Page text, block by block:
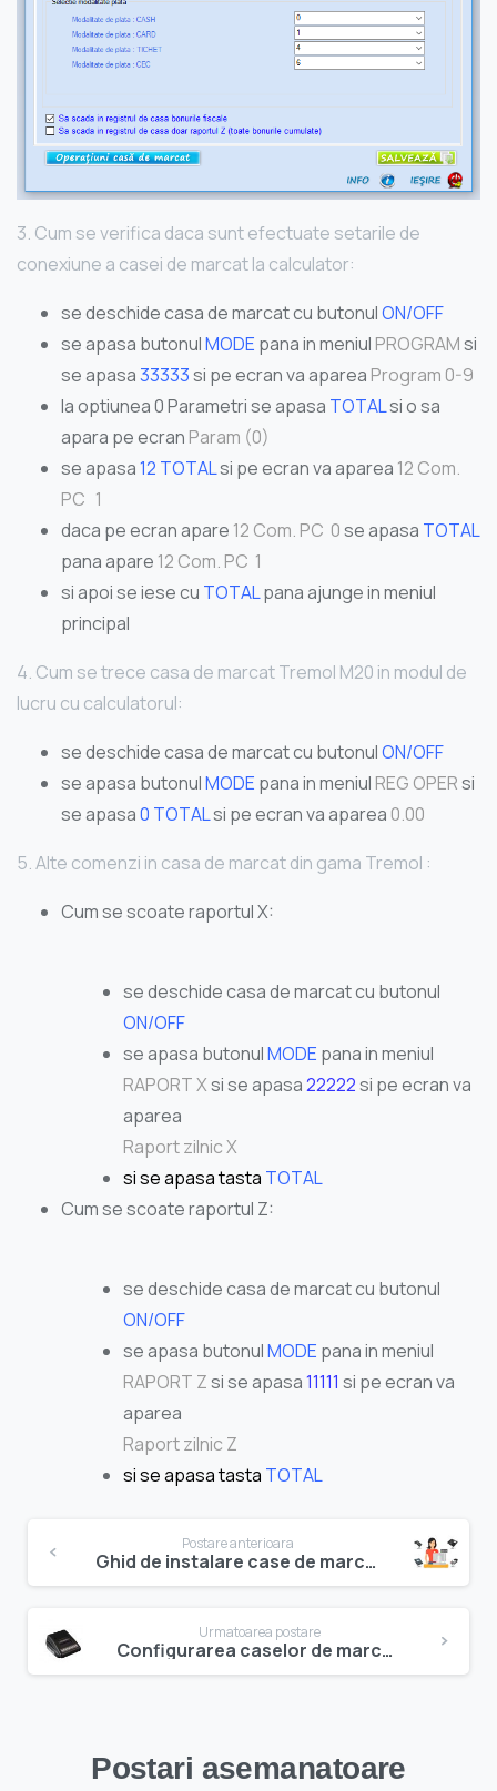
3. Cum se verifica daca sunt efectuate setarile de
conexiune a casei de marcat la calculator:
se deschide casa de marcat cu butonulON/OFF
se apasa butonulMODE pana in meniul PROGRAMsi
se apasa33333si pe ecran va aparea Program 0-9
la optiunea 0 Parametri se apasa TOTALsi o sa
apara pe ecran Param (0)
se apasa12 TOTALsi pe ecran va aparea 12 Com.
PC 1
daca pe ecran apare 12 Com. PC 0se apasa TOTAL
pana apare 12 Com. PC 1
si apoi se iese cu TOTALpana ajunge in meniul
principal
4. Cum se trece casa de marcat Tremol M20 in modul de
lucru cu calculatorul:
se deschide casa de marcat cu butonulON/OFF
se apasa butonulMODE pana in meniul REG OPERsi
se apasa0 TOTALsi pe ecran va aparea 0.00
5. Alte comenzi in casa de marcat din gama Tremol :
Cum se scoate raportul X:
se deschide casa de marcat cu butonul
ON/OFF
se apasa butonulMODE pana in meniul
RAPORT Xsi se apasa22222si pe ecran va
aparea
Raport zilnic X
si se apasa tasta TOTAL
Cum se scoate raportul Z:
se deschide casa de marcat cu butonul
ON/OFF
se apasa butonulMODE pana in meniul
RAPORT Zsi se apasa11111 si pe ecran va
aparea
Raport zilnic Z
si se apasa tasta TOTAL
articole
Postare anterioara
Ghid de instalare case de marcat Daisy cu programul de gestiune stocuri Facturis
Urmatoarea postare
Configurarea caselor de marcat ATHLOS cu programul de gestiune stocuri Facturis
Postari asemanatoare